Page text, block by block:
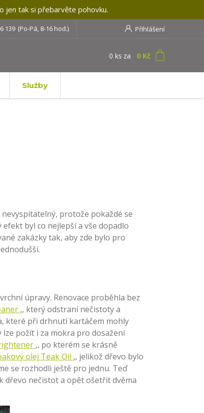
jen tak si přebarvěte pohovku.
Přihlášení
139 (Po-Pá, 8-16 hod.)
0 ks za 0 Kč
Služby
protože pokaždé se
byl co nejlepší a vše dopadlo
zakázky tak, aby zde bylo pro
úpravy. Renovace proběhla bez
,, který odstraní nečistoty a
které při drhnutí kartáčem mohly
lze požít i za mokra pro dosažení
,, po kterém se krásně
olej Teak Oil ,, jelikož dřevo bylo
se rozhodli ještě pro jednu. Teď
dřevo nečistot a opět ošetřit dvěma